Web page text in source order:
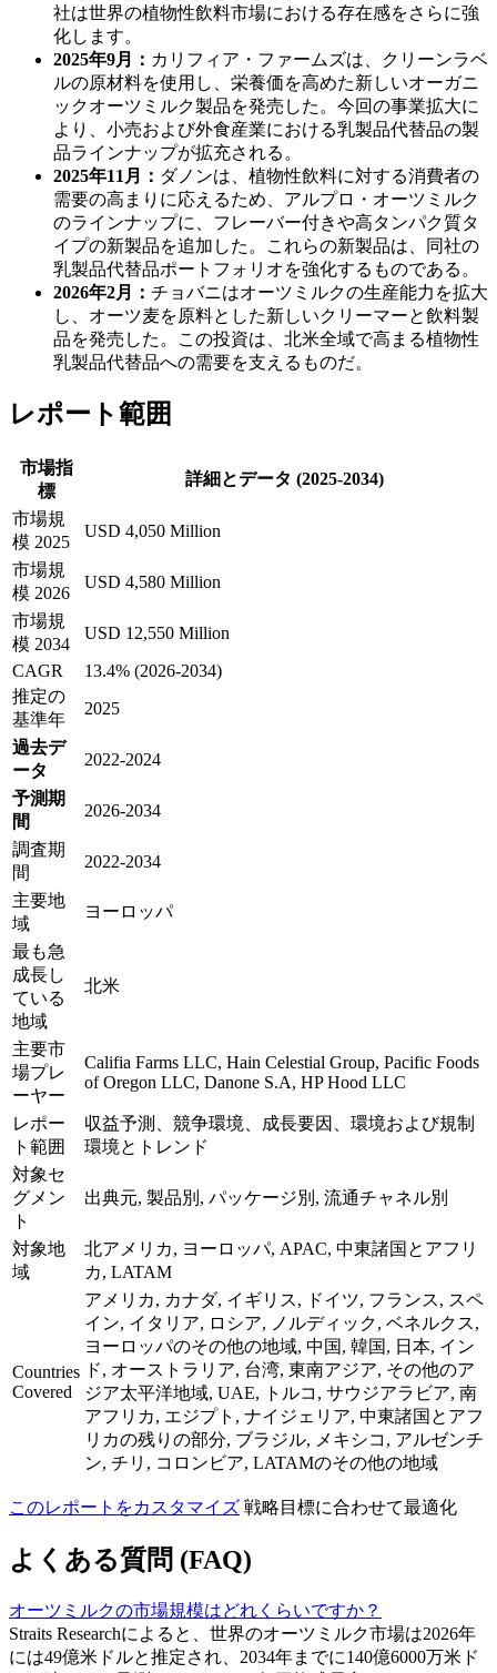
社は世界の植物性飲料市場における存在感をさらに強
化します。
2025年9月： カリフィア・ファームズは、クリーンラベ
ルの原材料を使用し、栄養価を高めた新しいオーガニ
ックオーツミルク製品を発売した。今回の事業拡大に
より、小売および外食産業における乳製品代替品の製
品ラインナップが拡充される。
2025年11月： ダノンは、植物性飲料に対する消費者の
需要の高まりに応えるため、アルプロ・オーツミルク
のラインナップに、フレーバー付きや高タンパク質タ
イプの新製品を追加した。これらの新製品は、同社の
乳製品代替品ポートフォリオを強化するものである。
2026年2月： チョバニはオーツミルクの生産能力を拡大
し、オーツ麦を原料とした新しいクリーマーと飲料製
品を発売した。この投資は、北米全域で高まる植物性
乳製品代替品への需要を支えるものだ。
レポート範囲
市場指
標
詳細とデータ (2025-2034)
市場規
模 2025
USD 4,050 Million
市場規
模 2026
USD 4,580 Million
市場規
模 2034
USD 12,550 Million
CAGR
13.4% (2026-2034)
推定の
基準年
2025
過去デ
ータ
2022-2024
予測期
間
2026-2034
調査期
間
2022-2034
主要地
域
ヨーロッパ
最も急
成長し
ている
地域
北米
主要市
場プレ
ーヤー
Califia Farms LLC, Hain Celestial Group, Pacific Foods
of Oregon LLC, Danone S.A, HP Hood LLC
レポー
ト範囲
収益予測、競争環境、成長要因、環境および規制
環境とトレンド
対象セ
グメン
ト
出典元, 製品別, パッケージ別, 流通チャネル別
対象地
域
北アメリカ, ヨーロッパ, APAC, 中東諸国とアフリ
カ, LATAM
Countries
Covered
アメリカ, カナダ, イギリス, ドイツ, フランス, スペ
イン, イタリア, ロシア, ノルディック, ベネルクス,
ヨーロッパのその他の地域, 中国, 韓国, 日本, イン
ド, オーストラリア, 台湾, 東南アジア, その他のア
ジア太平洋地域, UAE, トルコ, サウジアラビア, 南
アフリカ, エジプト, ナイジェリア, 中東諸国とアフ
リカの残りの部分, ブラジル, メキシコ, アルゼンチ
ン, チリ, コロンビア, LATAMのその他の地域
このレポートをカスタマイズ 戦略目標に合わせて最適化
よくある質問 (FAQ)
オーツミルクの市場規模はどれくらいですか？
Straits Researchによると、世界のオーツミルク市場は2026年
には49億米ドルと推定され、2034年までに140億6000万米ド